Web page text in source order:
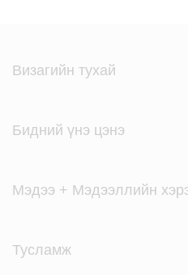
Визагийн тухай
Бидний үнэ цэнэ
Мэдээ + Мэдээллийн
Тусламж